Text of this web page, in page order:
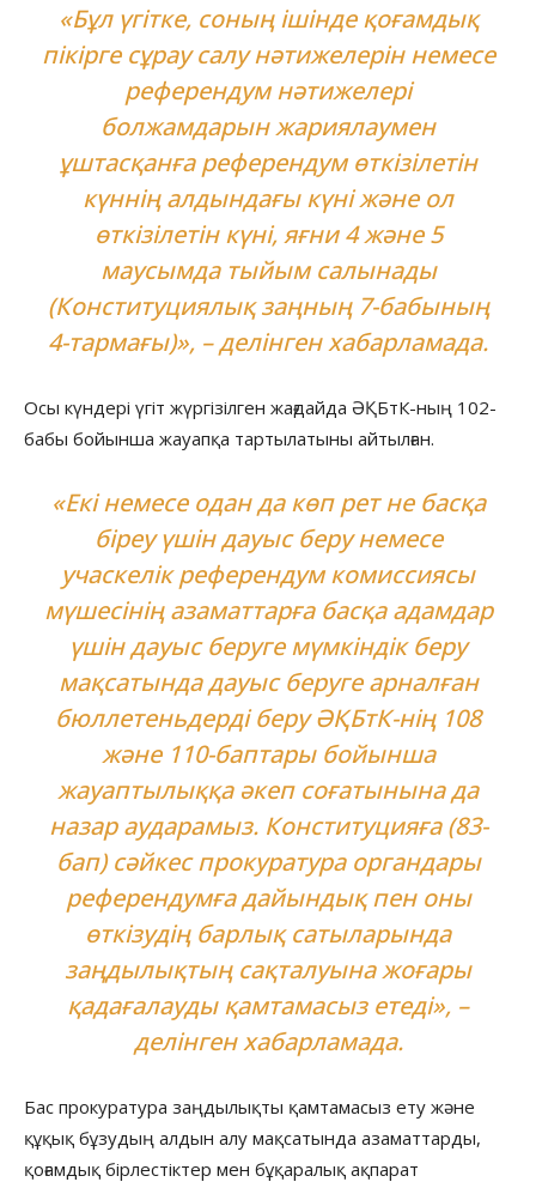
«Бұл үгітке, соның ішінде қоғамдық
пікірге сұрау салу нәтижелерін немесе
референдум нәтижелері
болжамдарын жариялаумен
ұштасқанға референдум өткізілетін
күннің алдындағы күні және ол
өткізілетін күні, яғни 4 және 5
маусымда тыйым салынады
(Конституциялық заңның 7-бабының
4-тармағы)», – делінген хабарламада.
Осы күндері үгіт жүргізілген жағдайда ӘҚБтК-ның 102-
бабы бойынша жауапқа тартылатыны айтылған.
«Екі немесе одан да көп рет не басқа
біреу үшін дауыс беру немесе
учаскелік референдум комиссиясы
мүшесінің азаматтарға басқа адамдар
үшін дауыс беруге мүмкіндік беру
мақсатында дауыс беруге арналған
бюллетеньдерді беру ӘҚБтК-нің 108
және 110-баптары бойынша
жауаптылыққа әкеп соғатынына да
назар аударамыз. Конституцияға (83-
бап) сәйкес прокуратура органдары
референдумға дайындық пен оны
өткізудің барлық сатыларында
заңдылықтың сақталуына жоғары
қадағалауды қамтамасыз етеді», –
делінген хабарламада.
Бас прокуратура заңдылықты қамтамасыз ету және
құқық бұзудың алдын алу мақсатында азаматтарды,
қоғамдық бірлестіктер мен бұқаралық ақпарат